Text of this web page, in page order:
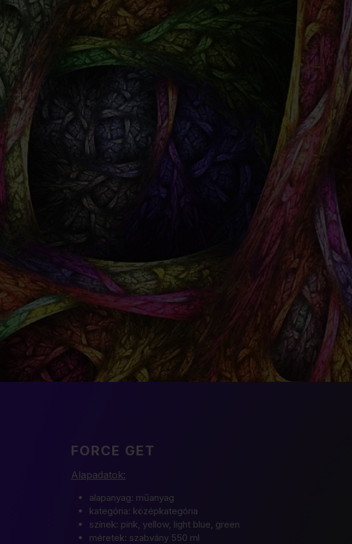
FORCE GET
Alapadatok:
alapanyag: műanyag
kategória: középkategória
színek: pink, yellow, light blue, green
méretek: szabvány 550 ml